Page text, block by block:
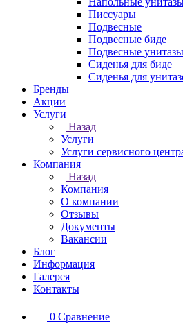
Писсуары
Подвесные
Подвесные биде
Подвесные унитазы
Сиденья для биде
Сиденья для
Бренды
Акции
Услуги
Назад
Услуги
Услуги сервисного
Компания
Назад
Компания
О компании
Отзывы
Документы
Вакансии
Блог
Информация
Галерея
Контакты
0 Сравнение